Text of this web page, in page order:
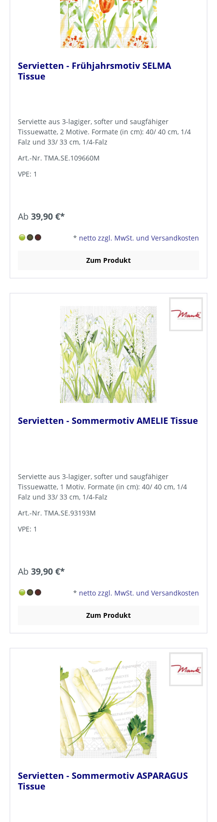
Servietten - Frühjahrsmotiv SELMA
Tissue
Serviette aus 3-lagiger, softer und saugfähiger
Tissuewatte, 2 Motive. Formate (in cm): 40/ 40 cm, 1/4
Falz und 33/ 33 cm, 1/4-Falz
Art.-Nr. TMA.SE.109660M
VPE: 1
Ab 39,90 €*
* netto zzgl. MwSt. und Versandkosten
Zum Produkt
Servietten - Sommermotiv AMELIE Tissue
Serviette aus 3-lagiger, softer und saugfähiger
Tissuewatte, 1 Motiv. Formate (in cm): 40/ 40 cm, 1/4
Falz und 33/ 33 cm, 1/4-Falz
Art.-Nr. TMA.SE.93193M
VPE: 1
Ab 39,90 €*
* netto zzgl. MwSt. und Versandkosten
Zum Produkt
Servietten - Sommermotiv ASPARAGUS
Tissue